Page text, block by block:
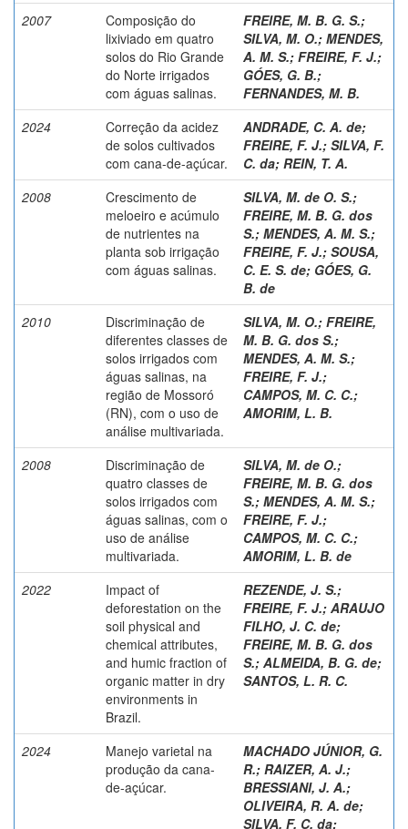
2007
Composição do
lixiviado em quatro
solos do Rio Grande
do Norte irrigados
com águas salinas.
FREIRE, M. B. G. S.;
SILVA, M. O.; MENDES,
A. M. S.; FREIRE, F. J.;
GÓES, G. B.;
FERNANDES, M. B.
2024
Correção da acidez
de solos cultivados
com cana-de-açúcar.
ANDRADE, C. A. de;
FREIRE, F. J.; SILVA, F.
C. da; REIN, T. A.
2008
Crescimento de
meloeiro e acúmulo
de nutrientes na
planta sob irrigação
com águas salinas.
SILVA, M. de O. S.;
FREIRE, M. B. G. dos
S.; MENDES, A. M. S.;
FREIRE, F. J.; SOUSA,
C. E. S. de; GÓES, G.
B. de
2010
Discriminação de
diferentes classes de
solos irrigados com
águas salinas, na
região de Mossoró
(RN), com o uso de
análise multivariada.
SILVA, M. O.; FREIRE,
M. B. G. dos S.;
MENDES, A. M. S.;
FREIRE, F. J.;
CAMPOS, M. C. C.;
AMORIM, L. B.
2008
Discriminação de
quatro classes de
solos irrigados com
águas salinas, com o
uso de análise
multivariada.
SILVA, M. de O.;
FREIRE, M. B. G. dos
S.; MENDES, A. M. S.;
FREIRE, F. J.;
CAMPOS, M. C. C.;
AMORIM, L. B. de
2022
Impact of
deforestation on the
soil physical and
chemical attributes,
and humic fraction of
organic matter in dry
environments in
Brazil.
REZENDE, J. S.;
FREIRE, F. J.; ARAUJO
FILHO, J. C. de;
FREIRE, M. B. G. dos
S.; ALMEIDA, B. G. de;
SANTOS, L. R. C.
2024
Manejo varietal na
produção da cana-
de-açúcar.
MACHADO JÚNIOR, G.
R.; RAIZER, A. J.;
BRESSIANI, J. A.;
OLIVEIRA, R. A. de;
SILVA, F. C. da;